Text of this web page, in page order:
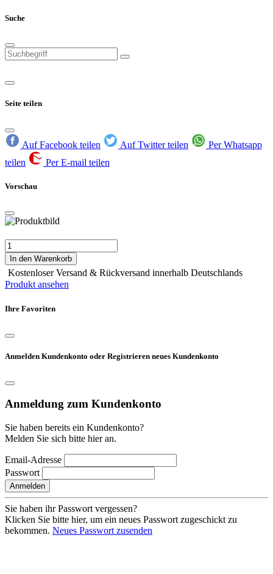
Suche
Seite teilen
Auf Facebook teilen Auf Twitter teilen
Per Whatsapp
teilen
Per E-mail teilen
Vorschau
In den Warenkorb
Kostenloser Versand & Rückversand innerhalb Deutschlands
Produkt ansehen
Ihre Favoriten
Anmelden Kundenkonto oder Registrieren neues Kundenkonto
Anmeldung zum Kundenkonto
Sie haben bereits ein Kundenkonto?
Melden Sie sich bitte hier an.
Email-Adresse
Passwort
Anmelden
Sie haben ihr Passwort vergessen?
Klicken Sie bitte hier, um ein neues Passwort zugeschickt zu
bekommen. Neues Passwort zusenden